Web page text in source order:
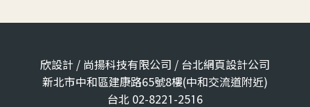
欣設計 / 尚揚科技有限公司 / 台北網頁設計公司
新北市中和區建康路65號8樓(中和交流道附近)
台北 02-8221-2516